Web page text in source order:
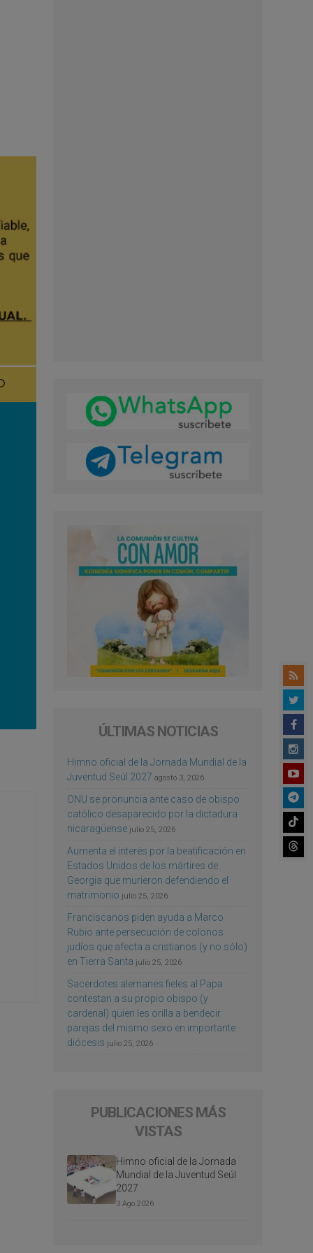
ÚLTIMAS NOTICIAS
Himno oficial de la Jornada Mundial de la
Juventud Seúl 2027 agosto 3, 2026
ONU se pronuncia ante caso de obispo
católico desaparecido por la dictadura
nicaragüense julio 25, 2026
Aumenta el interés por la beatificación en
Estados Unidos de los mártires de
Georgia que murieron defendiendo el
matrimonio julio 25, 2026
Franciscanos piden ayuda a Marco
Rubio ante persecución de colonos
judíos que afecta a cristianos (y no sólo)
en Tierra Santa julio 25, 2026
Sacerdotes alemanes fieles al Papa
contestan a su propio obispo (y
cardenal) quien les orilla a bendecir
parejas del mismo sexo en importante
diócesis julio 25, 2026
PUBLICACIONES MÁS
VISTAS
Himno oficial de la Jornada
Mundial de la Juventud Seúl
2027
3 Ago 2026